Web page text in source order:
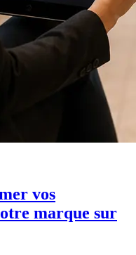
vos
marque sur